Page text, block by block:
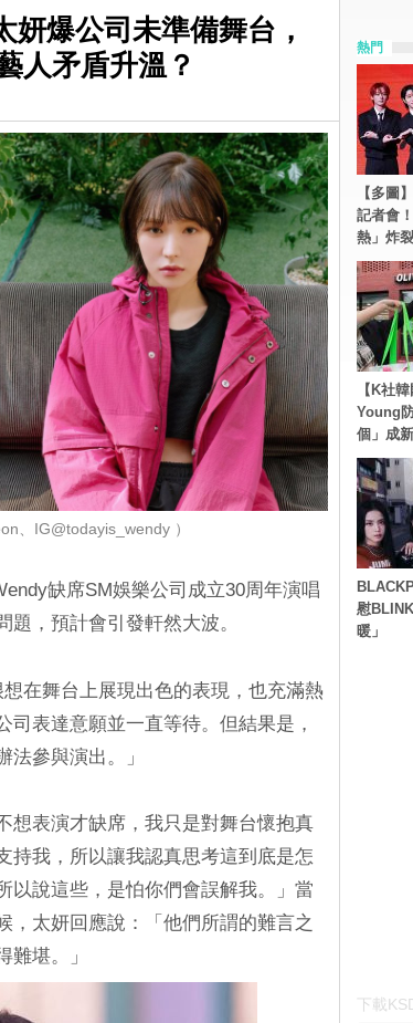
爆公司未準備舞台，
人矛盾升溫？
、IG@todayis_wendy ）
缺席SM娛樂公司成立30周年演唱
，預計會引發軒然大波。
在舞台上展現出色的表現，也充滿熱
表達意願並一直等待。但結果是，
參與演出。」
想表演才缺席，我只是對舞台懷抱真
持我，所以讓我認真思考這到底是怎
以說這些，是怕你們會誤解我。」當
，太妍回應說：「他們所謂的難言之
堪。」
熱門
【多圖
記者會
熱」炸
【K社
Young
個」成
慰
暖」
下載